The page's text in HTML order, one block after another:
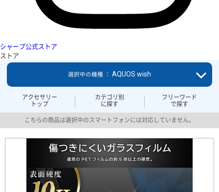
シャープ公式ストア
ストア
アクセサリー
トップ
カテゴリ別
に探す
フリーワード
で探す
選択中の機種 ： AQUOS wish
こちらの商品は選択中のスマートフォンには対応していません。